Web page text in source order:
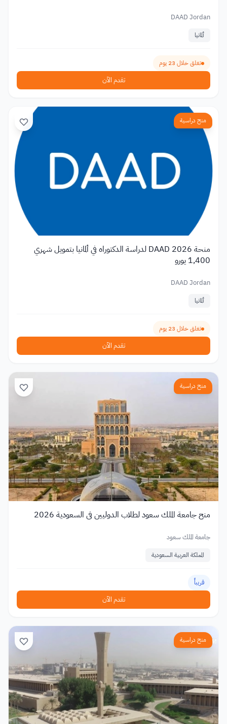
DAAD Jordan
ألمانيا
تغلق خلال 23 يوم
تقدم الآن
منح دراسية
منحة DAAD 2026 لدراسة الدكتوراه في ألمانيا بتمويل شهري
1,400 يورو
DAAD Jordan
ألمانيا
تغلق خلال 23 يوم
تقدم الآن
منح دراسية
منح جامعة الملك سعود لطلاب الدوليين في السعودية 2026
جامعة الملك سعود
المملكة العربية السعودية
قريباً
تقدم الآن
منح دراسية